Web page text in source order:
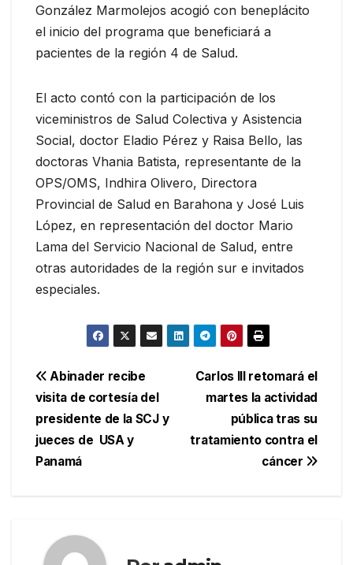
González Marmolejos acogió con beneplácito
el inicio del programa que beneficiará a
pacientes de la región 4 de Salud.
El acto contó con la participación de los
viceministros de Salud Colectiva y Asistencia
Social, doctor Eladio Pérez y Raisa Bello, las
doctoras Vhania Batista, representante de la
OPS/OMS, Indhira Olivero, Directora
Provincial de Salud en Barahona y José Luis
López, en representación del doctor Mario
Lama del Servicio Nacional de Salud, entre
otras autoridades de la región sur e invitados
especiales.
Navegación
de
entradas
Carlos III retomará el
martes la actividad
pública tras su
tratamiento contra el
cáncer
Abinader recibe
visita de cortesía del
presidente de la SCJ y
jueces de USA y
Panamá